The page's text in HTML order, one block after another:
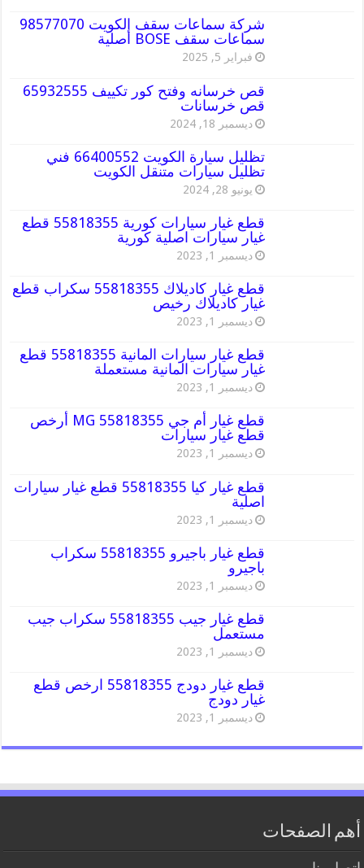
شركة سماعات سقف الكويت 98577070
سماعات سقف BOSE أصلية
فبراير 5, 2025
قص خرسانه وفتح كور تكييف 65932555
قص خرسانات
ديسمبر 18, 2024
تظليل سيارة الكويت 66400552 فني
تظليل سيارات متنقل الكويت
يونيو 28, 2024
قطع غيار سيارات كورية 55818355 قطع
غيار سيارات اصلية كورية
ديسمبر 1, 2023
قطع غيار كاديلاك 55818355 سكراب قطع
غيار كاديلاك رخيص
ديسمبر 1, 2023
قطع غيار سيارات المانية 55818355 قطع
غيار سيارات المانية مستعملة
ديسمبر 1, 2023
قطع غيار أم جي MG 55818355 أرخص
قطع غيار سيارات
ديسمبر 1, 2023
قطع غيار كيا 55818355 قطع غيار سيارات
اصلية
ديسمبر 1, 2023
قطع غيار باجيرو 55818355 سكراب
باجيرو
ديسمبر 1, 2023
قطع غيار جيب 55818355 سكراب جيب
مستعمل
ديسمبر 1, 2023
قطع غيار دودج 55818355 ارخص قطع
غيار دودج
ديسمبر 1, 2023
أهم الصفحات